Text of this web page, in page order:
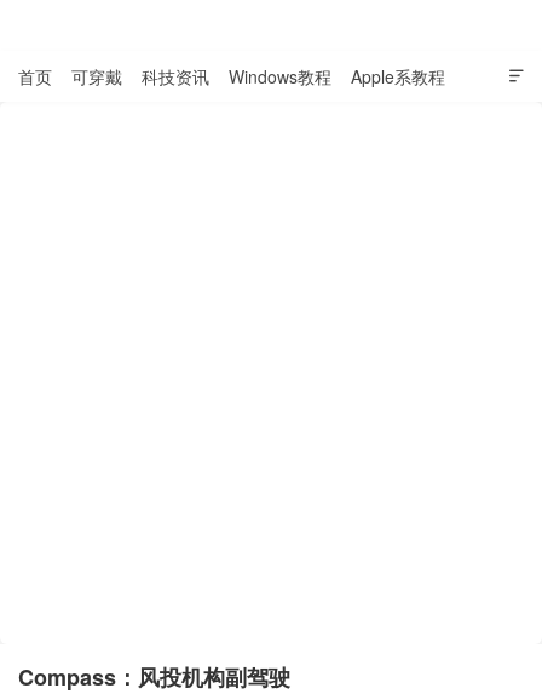

首页 可穿戴 科技资讯 Windows教程 Apple系教程
Compass：风投机构副驾驶